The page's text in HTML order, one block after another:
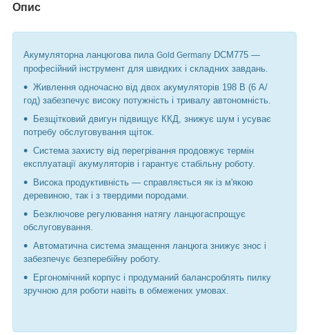
Опис
Акумуляторна ланцюгова пила Gold Germany DCM775 —
професійний інструмент для швидких і складних завдань.
Живлення одночасно від двох акумуляторів 198 В (6 А/
год) забезпечує високу потужність і тривалу автономність.
Безщітковий двигун підвищує ККД, знижує шум і усуває
потребу обслуговування щіток.
Система захисту від перегрівання продовжує термін
експлуатації акумуляторів і гарантує стабільну роботу.
Висока продуктивність — справляється як із м'якою
деревиною, так і з твердими породами.
Безключове регулювання натягу ланцюгаспрощує
обслуговування.
Автоматична система змащення ланцюга знижує знос і
забезпечує безперебійну роботу.
Ергономічний корпус і продуманий балансроблять пилку
зручною для роботи навіть в обмежених умовах.